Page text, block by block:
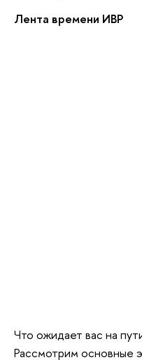
Лента времени ИВР
Что ожидает вас на
Рассмотрим основные